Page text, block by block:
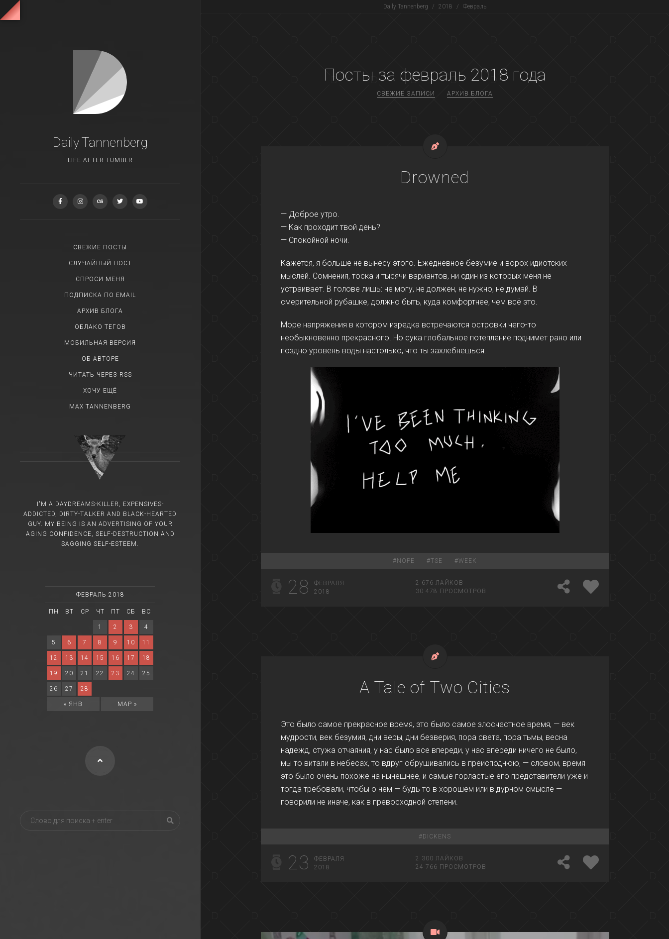
Daily Tannenberg
LIFE AFTER TUMBLR
СВЕЖИЕ ПОСТЫ
СЛУЧАЙНЫЙ ПОСТ
СПРОСИ МЕНЯ
ПОДПИСКА ПО EMAIL
АРХИВ БЛОГА
ОБЛАКО ТЕГОВ
МОБИЛЬНАЯ ВЕРСИЯ
ОБ АВТОРЕ
ЧИТАТЬ ЧЕРЕЗ RSS
ХОЧУ ЕЩЁ
MAX TANNENBERG
I'M A DAYDREAMS-KILLER, EXPENSIVES-
ADDICTED, DIRTY-TALKER AND BLACK-HEARTED
GUY. MY BEING IS AN ADVERTISING OF YOUR
AGING CONFIDENCE, SELF-DESTRUCTION AND
SAGGING SELF-ESTEEM.
ФЕВРАЛЬ 2018
ПН ВТ СР ЧТ ПТ СБ ВС
1 2 3 4
5 6 7 8 9 10 11
12 13 14 15 16 17 18
19 20 21 22 23 24 25
26 27 28
« ЯНВ МАР »
Daily Tannenberg / 2018 / Февраль
Посты за февраль 2018 года
СВЕЖИЕ ЗАПИСИ АРХИВ БЛОГА
Drowned
— Доброе утро.
— Как проходит твой день?
— Спокойной ночи.
Кажется, я больше не вынесу этого. Ежедневное безумие и ворох идиотских
мыслей. Сомнения, тоска и тысячи вариантов, ни один из которых меня не
устраивает. В голове лишь: не могу, не должен, не нужно, не думай. В
смерительной рубашке, должно быть, куда комфортнее, чем всё это.
Море напряжения в котором изредка встречаются островки чего-то
необыкновенно прекрасного. Но сука глобальное потепление поднимет рано или
поздно уровень воды настолько, что ты захлебнешься.
# NOPE #TSE #WEEK
28
ФЕВРАЛЯ
2018
2 676ЛАЙКОВ
30 478 ПРОСМОТРОВ
A Tale of Two Cities
Это было самое прекрасное время, это было самое злосчастное время, — век
мудрости, век безумия, дни веры, дни безверия, пора света, пора тьмы, весна
надежд, стужа отчаяния, у нас было все впереди, у нас впереди ничего не было,
мы то витали в небесах, то вдруг обрушивались в преисподнюю, — словом, время
это было очень похоже на нынешнее, и самые горластые его представители уже и
тогда требовали, чтобы о нем — будь то в хорошем или в дурном смысле —
говорили не иначе, как в превосходной степени.
# DICKENS
23
ФЕВРАЛЯ
2018
2 300ЛАЙКОВ
24 766 ПРОСМОТРОВ